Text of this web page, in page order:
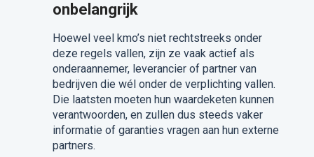
onbelangrijk
Hoewel veel kmo’s niet rechtstreeks onder
deze regels vallen, zijn ze vaak actief als
onderaannemer, leverancier of partner van
bedrijven die wél onder de verplichting vallen.
Die laatsten moeten hun waardeketen kunnen
verantwoorden, en zullen dus steeds vaker
informatie of garanties vragen aan hun externe
partners.